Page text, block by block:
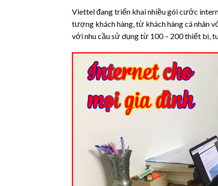
Viettel đang triển khai nhiều gói cước
tượng khách hàng, từ khách hàng cá nhân
với nhu cầu sử dụng từ 100 – 200 thiết bị,